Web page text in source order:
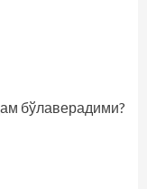
бўлаверадими?